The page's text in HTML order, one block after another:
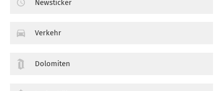
Newsticker
Verkehr
Dolomiten